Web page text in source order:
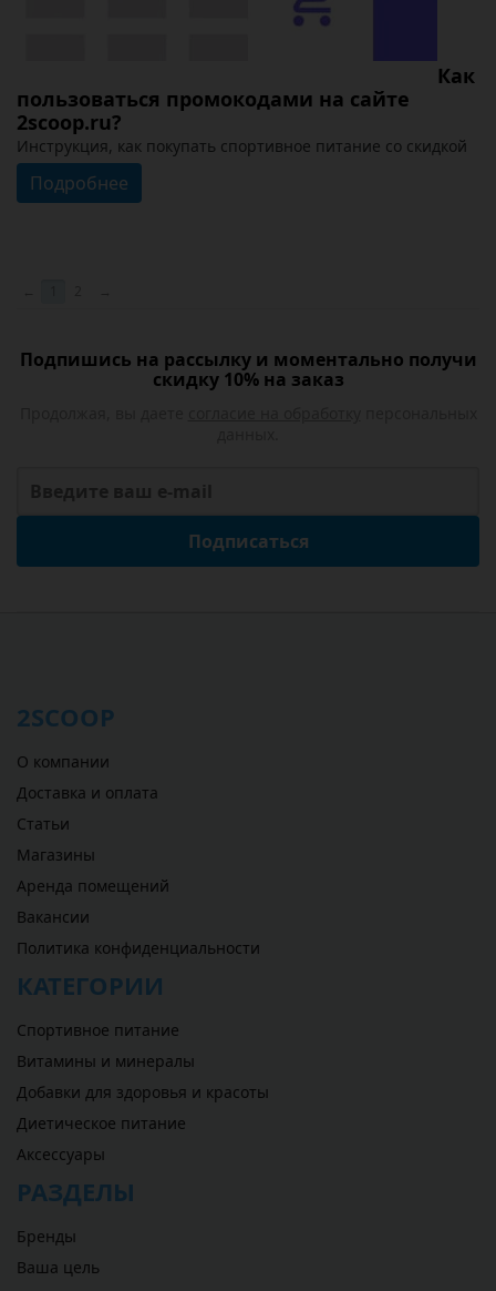
Как
пользоваться промокодами на сайте
2scoop.ru?
Инструкция, как покупать спортивное питание со скидкой
Подробнее
Подпишись на рассылку и моментально получи
скидку 10% на заказ
Подписаться
2SCOOP
О компании
Доставка и оплата
Статьи
Магазины
Аренда помещений
Вакансии
Политика конфиденциальности
КАТЕГОРИИ
Спортивное питание
Витамины и минералы
Добавки для здоровья и красоты
Диетическое питание
Аксессуары
РАЗДЕЛЫ
Бренды
Ваша цель